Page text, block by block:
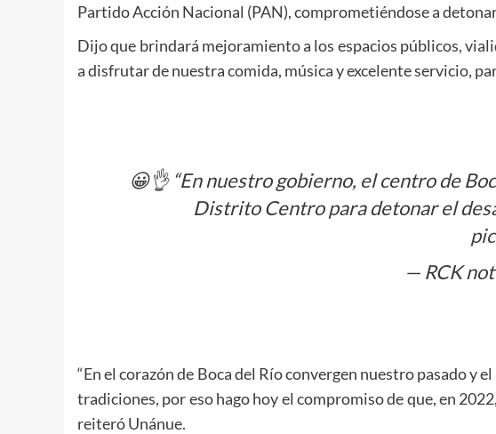
Partido Acción Nacional (PAN), comprometiéndose a
Dijo que brindará mejoramiento a los espacios públicos,
a disfrutar de nuestra comida, música y excelente servicio,
😀👌 “En nuestro gobierno, el centro de
Distrito Centro para detonar el
— RCK
“En el corazón de Boca del Río convergen nuestro pasado
tradiciones, por eso hago hoy el compromiso de que, en
reiteró Unánue.